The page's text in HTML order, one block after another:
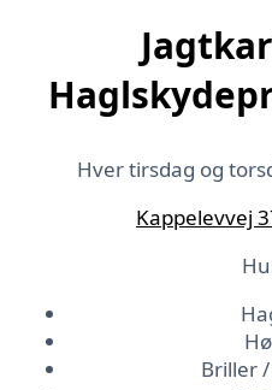
Hver tirsdag og
Kappelevvej
Briller